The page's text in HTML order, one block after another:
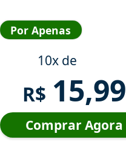
Por Apenas
10x de
R$ 15,99
Comprar Agora